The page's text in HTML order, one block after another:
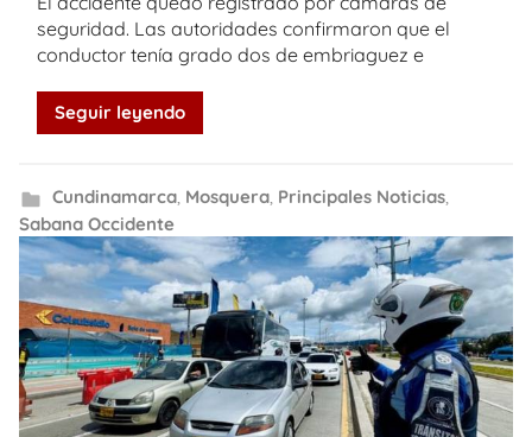
seguridad. Las autoridades confirmaron que el
conductor tenía grado dos de embriaguez e
Seguir leyendo
Cundinamarca, Mosquera, Principales Noticias,
Sabana Occidente